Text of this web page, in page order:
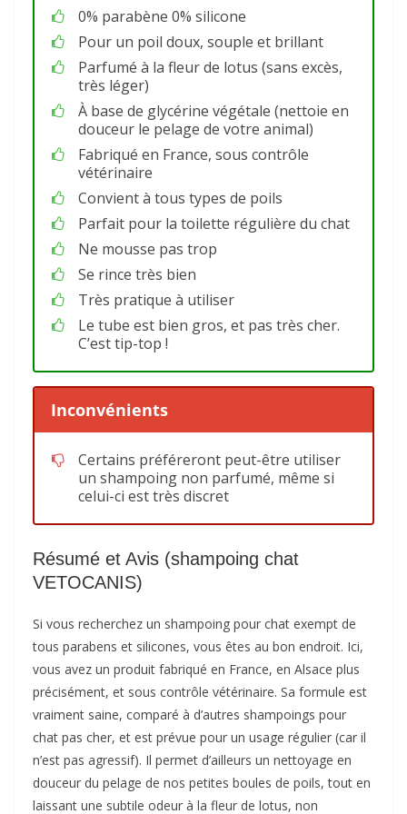
0% parabène 0% silicone
Pour un poil doux, souple et brillant
Parfumé à la fleur de lotus (sans excès,
très léger)
À base de glycérine végétale (nettoie en
douceur le pelage de votre animal)
Fabriqué en France, sous contrôle
vétérinaire
Convient à tous types de poils
Parfait pour la toilette régulière du chat
Ne mousse pas trop
Se rince très bien
Très pratique à utiliser
Le tube est bien gros, et pas très cher.
C’est tip-top !
Inconvénients
Certains préféreront peut-être utiliser
un shampoing non parfumé, même si
celui-ci est très discret
Résumé et Avis (shampoing chat
VETOCANIS)
Si vous recherchez un shampoing pour chat exempt de
tous parabens et silicones, vous êtes au bon endroit. Ici,
vous avez un produit fabriqué en France, en Alsace plus
précisément, et sous contrôle vétérinaire. Sa formule est
vraiment saine, comparé à d’autres shampoings pour
chat pas cher, et est prévue pour un usage régulier (car il
n’est pas agressif). Il permet d’ailleurs un nettoyage en
douceur du pelage de nos petites boules de poils, tout en
laissant une subtile odeur à la fleur de lotus, non